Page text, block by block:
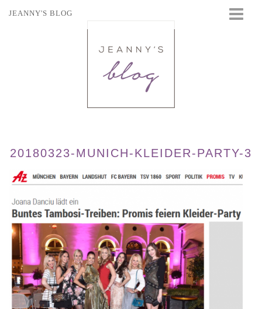
JEANNY'S BLOG
20180323-MUNICH-KLEIDER-PARTY-3